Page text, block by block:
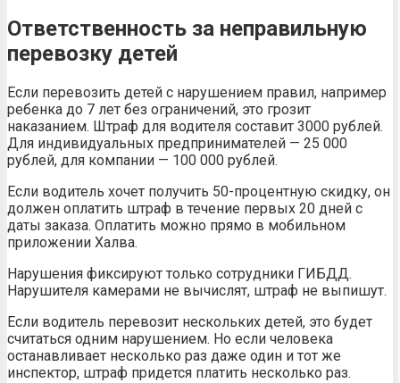
Ответственность за неправильную
перевозку детей
Если перевозить детей с нарушением правил, например
ребенка до 7 лет без ограничений, это грозит
наказанием. Штраф для водителя составит 3000 рублей.
Для индивидуальных предпринимателей — 25 000
рублей, для компании — 100 000 рублей.
Если водитель хочет получить 50-процентную скидку, он
должен оплатить штраф в течение первых 20 дней с
даты заказа. Оплатить можно прямо в мобильном
приложении Халва.
Нарушения фиксируют только сотрудники ГИБДД.
Нарушителя камерами не вычислят, штраф не выпишут.
Если водитель перевозит нескольких детей, это будет
считаться одним нарушением. Но если человека
останавливает несколько раз даже один и тот же
инспектор, штраф придется платить несколько раз.